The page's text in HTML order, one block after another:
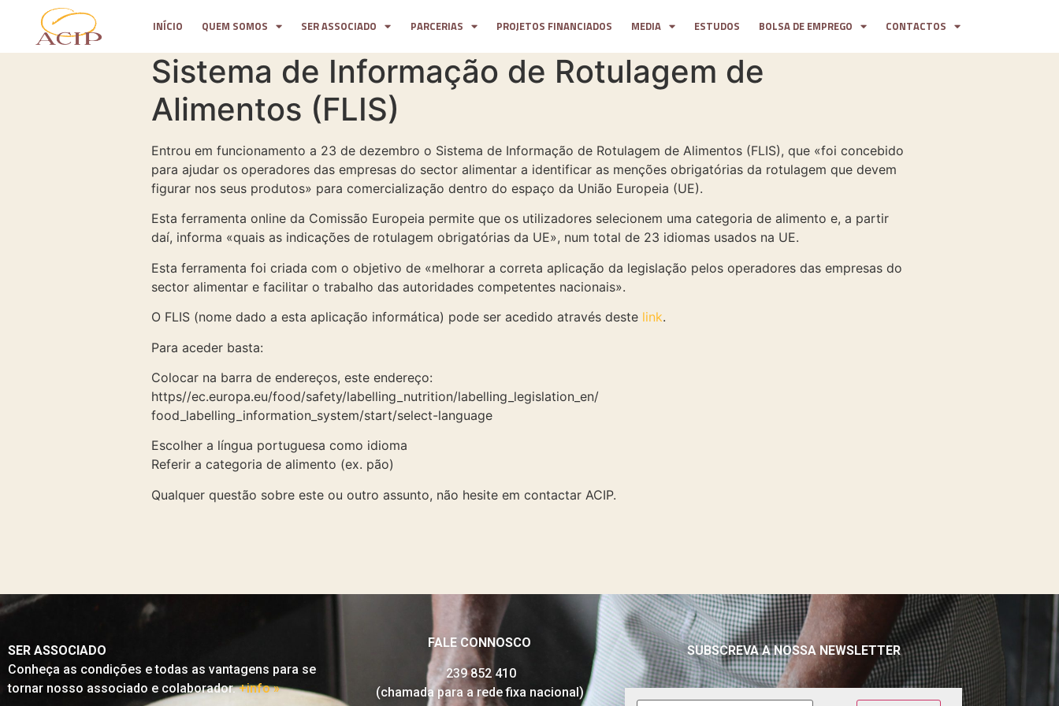
INÍCIO QUEM SOMOS SER ASSOCIADO PARCERIAS PROJETOS FINANCIADOS MEDIA ESTUDOS BOLSA DE EMPREGO CONTACTOS
Sistema de Informação de Rotulagem de
Alimentos (FLIS)
Entrou em funcionamento a 23 de dezembro o Sistema de Informação de Rotulagem de Alimentos (FLIS), que «foi concebido
para ajudar os operadores das empresas do sector alimentar a identificar as menções obrigatórias da rotulagem que devem
figurar nos seus produtos» para comercialização dentro do espaço da União Europeia (UE).
Esta ferramenta online da Comissão Europeia permite que os utilizadores selecionem uma categoria de alimento e, a partir
daí, informa «quais as indicações de rotulagem obrigatórias da UE», num total de 23 idiomas usados na UE.
Esta ferramenta foi criada com o objetivo de «melhorar a correta aplicação da legislação pelos operadores das empresas do
sector alimentar e facilitar o trabalho das autoridades competentes nacionais».
O FLIS (nome dado a esta aplicação informática) pode ser acedido através deste link.
Para aceder basta:
Colocar na barra de endereços, este endereço:
https//ec.europa.eu/food/safety/labelling_nutrition/labelling_legislation_en/
food_labelling_information_system/start/select-language
Escolher a língua portuguesa como idioma
Referir a categoria de alimento (ex. pão)
Qualquer questão sobre este ou outro assunto, não hesite em contactar ACIP.
SER ASSOCIADO
Conheça as condições e todas as vantagens para se
tornar nosso associado e colaborador.+info »
FALE CONNOSCO
239 852 410
(chamada para a rede fixa nacional)
SUBSCREVA A NOSSA NEWSLETTER